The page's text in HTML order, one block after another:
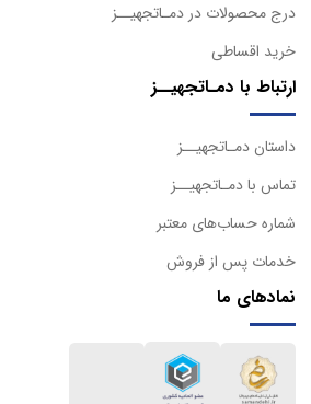
درج محصولات در دمـاتجهیــز
خرید اقساطی
ارتباط با دمـاتجهیــز
داستان دمـاتجهیــز
تماس با دمـاتجهیــز
شماره حساب‌های معتبر
خدمات پس از فروش
نمادهای ما